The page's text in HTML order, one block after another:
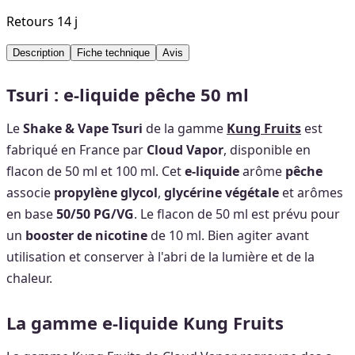
Retours 14 j
Description Fiche technique Avis
Tsuri : e-liquide pêche 50 ml
LeShake & Vape Tsuri de la gamme Kung Fruits est
fabriqué en France par Cloud Vapor, disponible en
flacon de 50 ml et 100 ml. Cete-liquidearôme pêche
associe propylène glycol, glycérine végétale et arômes
en base50/50 PG/VG. Le flacon de 50 ml est prévu pour
un booster de nicotinede 10 ml. Bien agiter avant
utilisation et conserver à l'abri de la lumière et de la
chaleur.
La gamme e-liquide Kung Fruits